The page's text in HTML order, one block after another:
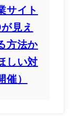
サイト
見え
方法か
しい対
）